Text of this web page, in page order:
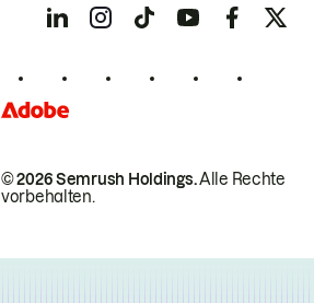
© 2026 Semrush Holdings.Alle Rechte
vorbehalten.